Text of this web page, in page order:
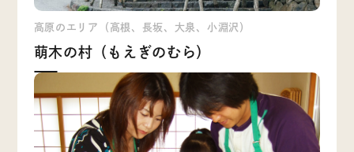
高原のエリア（高根、長坂、大泉、小淵沢）
萌木の村（もえぎのむら）